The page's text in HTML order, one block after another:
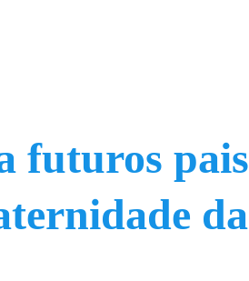
futuros pais
da